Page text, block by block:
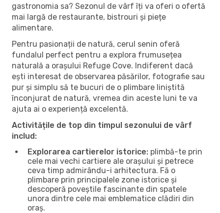
gastronomia sa? Sezonul de vârf îți va oferi o ofertă
mai largă de restaurante, bistrouri și piețe
alimentare.
Pentru pasionații de natură, cerul senin oferă
fundalul perfect pentru a explora frumusețea
naturală a orașului Refuge Cove. Indiferent dacă
ești interesat de observarea păsărilor, fotografie sau
pur și simplu să te bucuri de o plimbare liniștită
înconjurat de natură, vremea din aceste luni te va
ajuta ai o experiență excelentă.
Activitățile de top din timpul sezonului de vârf
includ:
Explorarea cartierelor istorice: plimbă-te prin
cele mai vechi cartiere ale orașului și petrece
ceva timp admirându-i arhitectura. Fă o
plimbare prin principalele zone istorice și
descoperă poveștile fascinante din spatele
unora dintre cele mai emblematice clădiri din
oraș.